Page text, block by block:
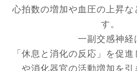
心拍数の増加や血圧の上昇な
す。
一副交感神経
「休息と消化の反応」を促
や消化器官の活動増加を引